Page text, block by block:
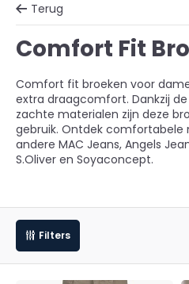
Terug
Comfort Fit
Comfort fit broeken voor
extra draagcomfort. Dankzij
zachte materialen zijn deze
gebruik. Ontdek comfortabele
andere MAC Jeans, Angels
S.Oliver en Soyaconcept.
Filters